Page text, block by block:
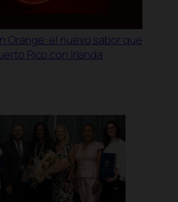
Orange: el nuevo sabor que
Rico con Irlanda